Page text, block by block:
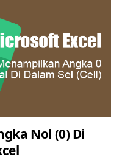
Nol (0) Di